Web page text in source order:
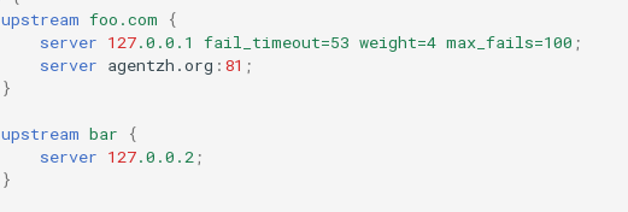
upstream foo.com
{
server 127.0.0.1 fail_timeout=53 weight=4 max_fails=100 ;
server agentzh.org : 81 ;
}
upstream bar
{
server 127.0.0.2 ;
}